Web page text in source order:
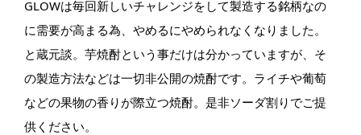
GLOWは毎回新しいチャレンジをして製造する銘柄なの
に需要が高まる為、やめるにやめられなくなりました。
と蔵元談。芋焼酎という事だけは分かっていますが、そ
の製造方法などは一切非公開の焼酎です。ライチや葡萄
などの果物の香りが際立つ焼酎。是非ソーダ割りでご提
供ください。